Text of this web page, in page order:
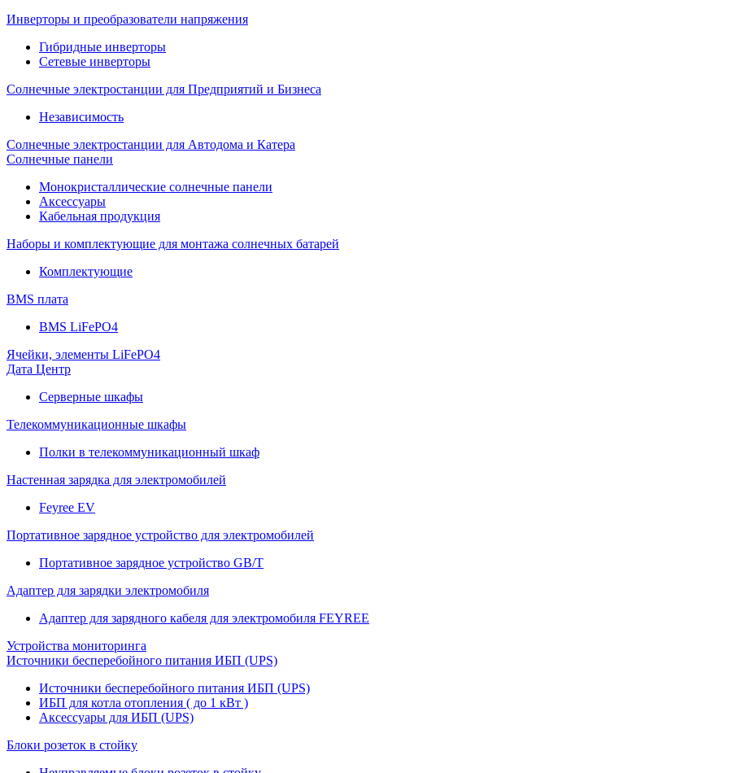
Инверторы и преобразователи напряжения
Гибридные инверторы
Сетевые инверторы
Солнечные электростанции для Предприятий и Бизнеса
Независимость
Солнечные электростанции для Автодома и Катера
Солнечные панели
Монокристаллические солнечные панели
Аксессуары
Кабельная продукция
Наборы и комплектующие для монтажа солнечных батарей
Комплектующие
BMS плата
BMS LiFePO4
Ячейки, элементы LiFePO4
Дата Центр
Серверные шкафы
Телекоммуникационные шкафы
Полки в телекоммуникационный шкаф
Настенная зарядка для электромобилей
Feyree EV
Портативное зарядное устройство для электромобилей
Портативное зарядное устройство GB/T
Адаптер для зарядки электромобиля
Адаптер для зарядного кабеля для электромобиля FEYREE
Устройства мониторинга
Источники бесперебойного питания ИБП (UPS)
Источники бесперебойного питания ИБП (UPS)
ИБП для котла отопления ( до 1 кВт )
Аксессуары для ИБП (UPS)
Блоки розеток в стойку